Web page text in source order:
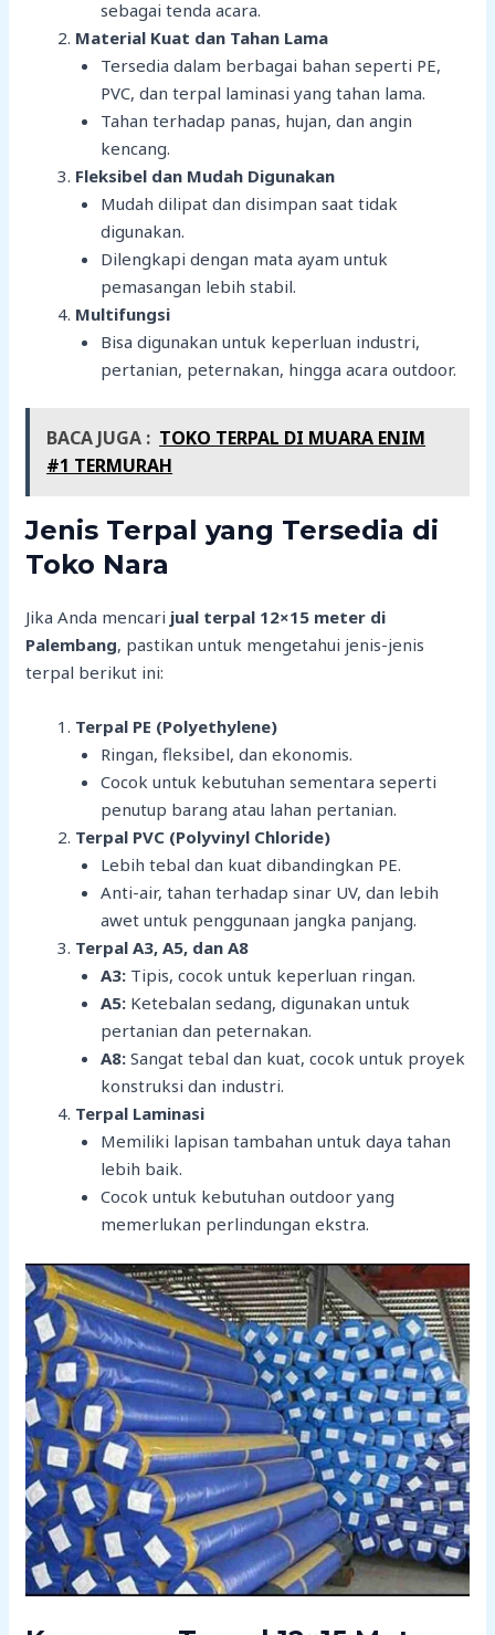
sebagai tenda acara.
Material Kuat dan Tahan Lama
Tersedia dalam berbagai bahan seperti PE,
PVC, dan terpal laminasi yang tahan lama.
Tahan terhadap panas, hujan, dan angin
kencang.
Fleksibel dan Mudah Digunakan
Mudah dilipat dan disimpan saat tidak
digunakan.
Dilengkapi dengan mata ayam untuk
pemasangan lebih stabil.
Multifungsi
Bisa digunakan untuk keperluan industri,
pertanian, peternakan, hingga acara outdoor.
BACA JUGA : TOKO TERPAL DI MUARA ENIM
#1 TERMURAH
Jenis Terpal yang Tersedia di
Toko Nara
Jika Anda mencari jual terpal 12×15 meter di
Palembang, pastikan untuk mengetahui jenis-jenis
terpal berikut ini:
Terpal PE (Polyethylene)
Ringan, fleksibel, dan ekonomis.
Cocok untuk kebutuhan sementara seperti
penutup barang atau lahan pertanian.
Terpal PVC (Polyvinyl Chloride)
Lebih tebal dan kuat dibandingkan PE.
Anti-air, tahan terhadap sinar UV, dan lebih
awet untuk penggunaan jangka panjang.
Terpal A3, A5, dan A8
A3:Tipis, cocok untuk keperluan ringan.
A5:Ketebalan sedang, digunakan untuk
pertanian dan peternakan.
A8:Sangat tebal dan kuat, cocok untuk proyek
konstruksi dan industri.
Terpal Laminasi
Memiliki lapisan tambahan untuk daya tahan
lebih baik.
Cocok untuk kebutuhan outdoor yang
memerlukan perlindungan ekstra.